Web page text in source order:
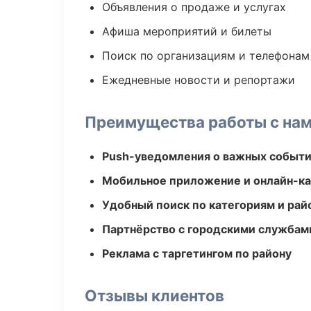
Объявления о продаже и услугах
Афиша мероприятий и билеты
Поиск по организациям и телефонам
Ежедневные новости и репортажи
Преимущества работы с
Push-уведомления о важных
Мобильное приложение и онлайн-
Удобный поиск по категориям и
Партнёрство с городскими
Реклама с таргетингом по району
Отзывы клиентов